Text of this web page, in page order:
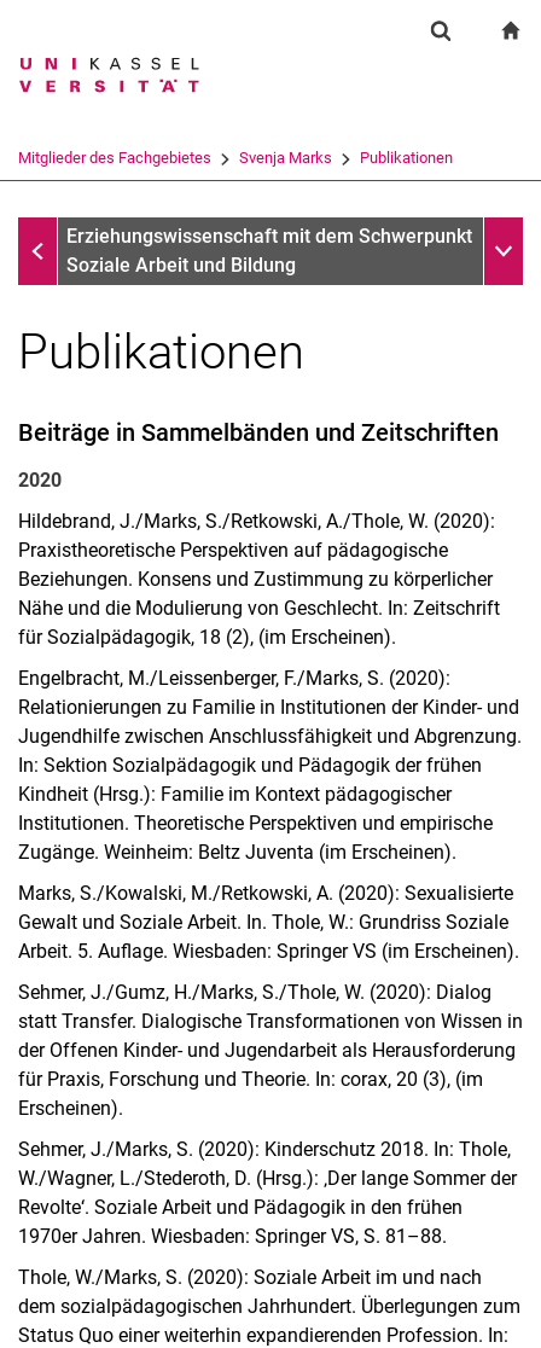
Springe direkt zu: Inhalt
Springe direkt zu: Suche
Springe direkt zu:
Suchbegriff
Suchen (öffnet externen Link in einem
Mitglieder des Fachgebietes Svenja Marks Publikationen
Svenja Marks
Erziehungswissenschaft mit dem Schwerpunkt
Soziale Arbeit und Bildung
Mitglieder des Fachgebietes
Prof. Dr. Werner Thole
Julian Sehmer
Svenja Marks
Julia Rohde
Jessica Prigge
Ehemalige Mitarbeiter*innen und Angehörige des Fachgebietes
Forschung
Neuerscheinungen
Kolloquium
Präsentationen und Videos
Publikationen
Beiträge in Sammelbänden und Zeitschriften
2020
Hildebrand, J./Marks, S./Retkowski, A./Thole, W. (2020):
Praxistheoretische Perspektiven auf pädagogische
Beziehungen. Konsens und Zustimmung zu körperlicher
Nähe und die Modulierung von Geschlecht. In: Zeitschrift
für Sozialpädagogik, 18 (2), (im Erscheinen).
Engelbracht, M./Leissenberger, F./Marks, S. (2020):
Relationierungen zu Familie in Institutionen der Kinder- und
Jugendhilfe zwischen Anschlussfähigkeit und Abgrenzung.
In: Sektion Sozialpädagogik und Pädagogik der frühen
Kindheit (Hrsg.): Familie im Kontext pädagogischer
Institutionen. Theoretische Perspektiven und empirische
Zugänge. Weinheim: Beltz Juventa (im Erscheinen).
Marks, S./Kowalski, M./Retkowski, A. (2020): Sexualisierte
Gewalt und Soziale Arbeit. In. Thole, W.: Grundriss Soziale
Arbeit. 5. Auflage. Wiesbaden: Springer VS (im Erscheinen).
Sehmer, J./Gumz, H./Marks, S./Thole, W. (2020): Dialog
statt Transfer. Dialogische Transformationen von Wissen in
der Offenen Kinder- und Jugendarbeit als Herausforderung
für Praxis, Forschung und Theorie. In: corax, 20 (3), (im
Erscheinen).
Sehmer, J./Marks, S. (2020): Kinderschutz 2018. In: Thole,
W./Wagner, L./Stederoth, D. (Hrsg.): ‚Der lange Sommer der
Revolte‘. Soziale Arbeit und Pädagogik in den frühen
1970er Jahren. Wiesbaden: Springer VS, S. 81–88.
Thole, W./Marks, S. (2020): Soziale Arbeit im und nach
dem sozialpädagogischen Jahrhundert. Überlegungen zum
Status Quo einer weiterhin expandierenden Profession. In: